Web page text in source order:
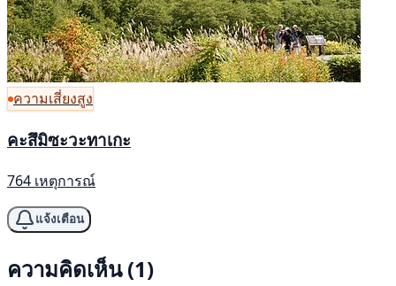
ความเสี่ยงสูง
คะสึมิซะวะทาเกะ
764 เหตุการณ์
แจ้งเตือน
ความคิดเห็น (1)